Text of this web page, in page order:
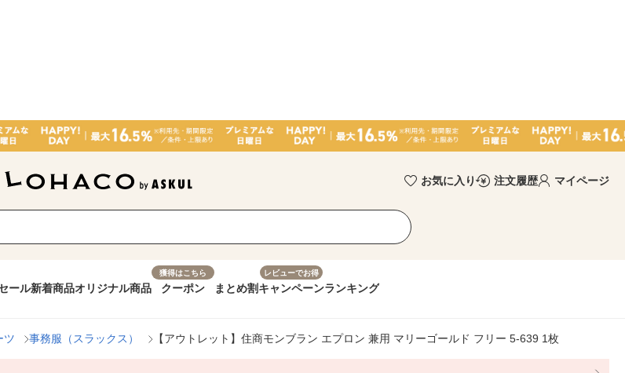
お気に入り 注文履歴 マイページ
ール新着商品オリジナル商品
獲得はこちら
クーポン まとめ割
レビューでお得
キャンペーンランキング
ツ 事務服（スラックス） 【アウトレット】住商モンブラン エプロン 兼用 マリーゴールド フリー 5-639 1枚